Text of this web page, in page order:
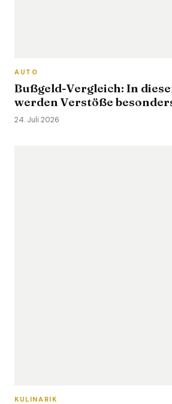
AUTO
Bußgeld-Vergleich: In
werden Verstöße
24. Juli 2026
KULINARIK